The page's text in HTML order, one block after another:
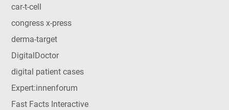
car-t-cell
congress x-press
derma-target
DigitalDoctor
digital patient cases
Expert:innenforum
Fast Facts Interactive